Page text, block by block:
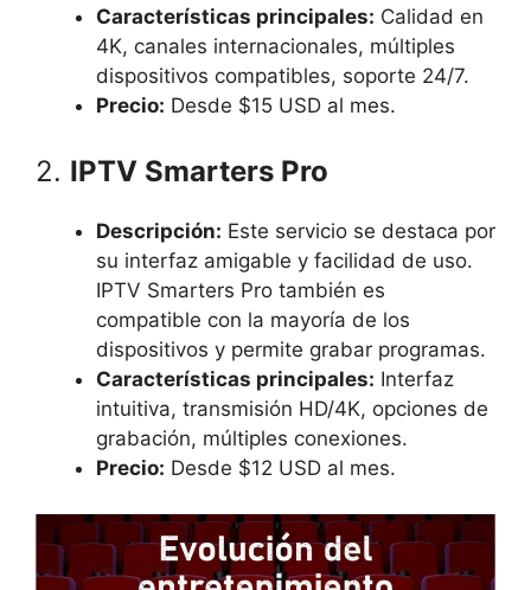
Características principales: Calidad en
4K, canales internacionales, múltiples
dispositivos compatibles, soporte 24/7.
Precio: Desde $15 USD al mes.
2. IPTV Smarters Pro
Descripción: Este servicio se destaca por
su interfaz amigable y facilidad de uso.
IPTV Smarters Pro también es
compatible con la mayoría de los
dispositivos y permite grabar programas.
Características principales: Interfaz
intuitiva, transmisión HD/4K, opciones de
grabación, múltiples conexiones.
Precio: Desde $12 USD al mes.